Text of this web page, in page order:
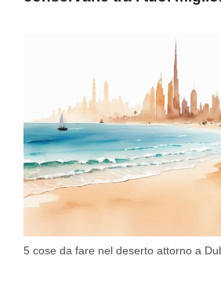
5 cose da fare nel deserto attorno a